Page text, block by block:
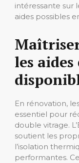
intéressante sur
aides possibles
les
En rénovation,
essentiel pour
double vitrage.
soutient les
l’isolation
performantes.